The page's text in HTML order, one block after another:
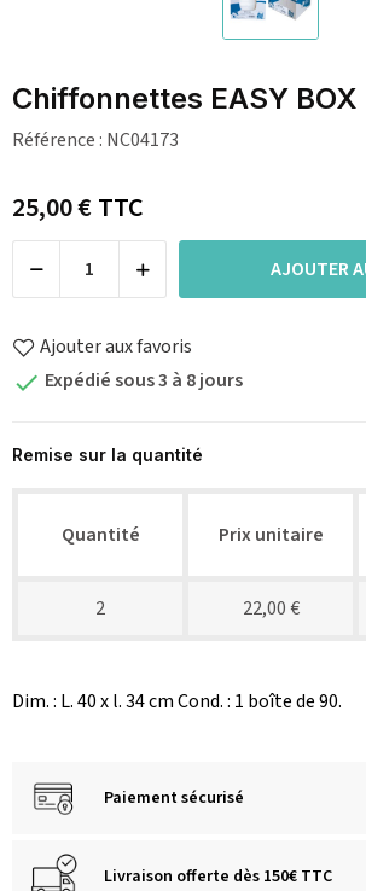
Chiffonnettes EASY BOX
Référence : NC04173
25,00 €TTC
AJOUTER
Ajouter aux favoris
 Expédié sous 3 à 8 jours
Remise sur la quantité
Quantité Prix unitaire
2 22,00 €
Dim. : L. 40 x l. 34 cm Cond. : 1 boîte de 90.
Paiement sécurisé
Livraison offerte dès 150€ TTC